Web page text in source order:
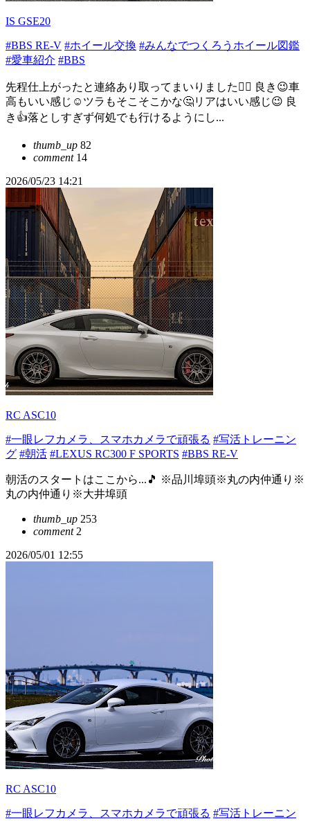
IS GSE20
#BBS RE-V #ホイール交換 #みんなでつくろうホイール図鑑
#愛車紹介 #BBS
先程仕上がったと連絡あり取ってまいりました🙆‍♀️ 良き😉車
高もいい感じ☺️ツラもそこそこかな🤔リアはいい感じ😉 良
き👍落としすぎず何処でも行けるようにし...
thumb_up 82
comment14
2026/05/23 14:21
RC ASC10
#一眼レフカメラ、スマホカメラで頑張る #写活トレーニン
グ #朝活 #LEXUS RC300 F SPORTS #BBS RE-V
朝活のスタートはここから...🎵 ※品川埠頭※丸の内仲通り※
丸の内仲通り※大井埠頭
thumb_up 253
comment2
2026/05/01 12:55
RC ASC10
#一眼レフカメラ、スマホカメラで頑張る #写活トレーニン